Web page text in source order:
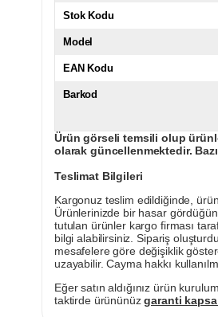
Stok Kodu
Model
EAN Kodu
Barkod
Ürün görseli temsili olup
olarak güncellenmektedir.
Teslimat Bilgileri
Kargonuz teslim edildiğinde,
Ürünlerinizde bir hasar
tutulan ürünler kargo firması
bilgi alabilirsiniz. Sipariş
mesafelere göre değişiklik
uzayabilir. Cayma hakkı
Eğer satın aldığınız ürün
taktirde ürününüzgaranti